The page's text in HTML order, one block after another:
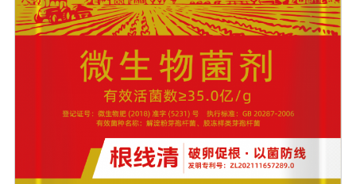
色，叶子又厚又亮。果树、瓜类、豆类等作物在开花前后
喷洒，也可防止谢花落果。具有显著的保花保果作用，也
是大量元素水溶性肥料的主要作用之一。3.果实大、颗粒
重、早熟、高产果树、瓜类、豆类等多种作物。在果实期
喷洒可以增加果实，提前成熟，在抽穗期和灌浆期喷洒谷
物可以使抽穗整齐，重量显著增加。4.灾后恢复，抗旱、
防涝、防虫。风灾后，喷洒能迅速恢复生长，抵抗农作物
病虫害，与农药混合喷洒，病株恢复更快。